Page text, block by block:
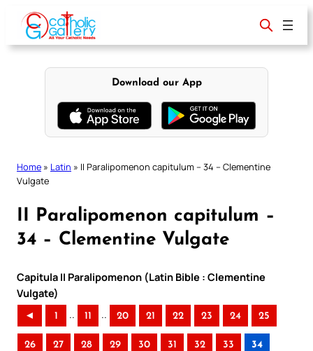
content
Download our App
Home » Latin » II Paralipomenon capitulum – 34 – Clementine
Vulgate
II Paralipomenon capitulum –
34 – Clementine Vulgate
Capitula II Paralipomenon (Latin Bible : Clementine
Vulgate)
◄ 1 .. 11 .. 20 21 22 23 24 25
26 27 28 29 30 31 32 33 34